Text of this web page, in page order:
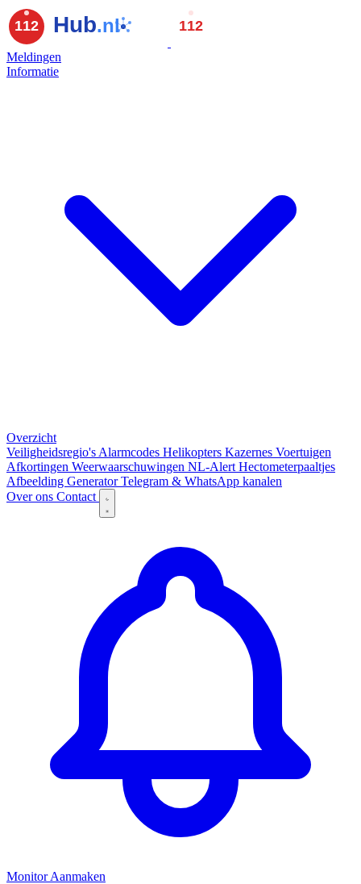
Meldingen
Informatie
Overzicht
Veiligheidsregio's Alarmcodes Helikopters Kazernes Voertuigen
Afkortingen Weerwaarschuwingen NL-Alert Hectometerpaaltjes
Afbeelding GeneratorTelegram & WhatsApp kanalen
Over ons Contact
Monitor Aanmaken